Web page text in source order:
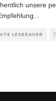
unsere
LESEDAUER